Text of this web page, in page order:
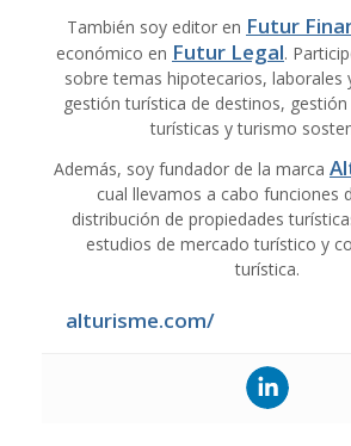
También soy editor en Futur
económico en Futur Legal.
sobre temas hipotecarios, laborales
gestión turística de destinos,
turísticas y turismo
Además, soy fundador de la marca
cual llevamos a cabo funciones
distribución de propiedades
estudios de mercado turístico y
turística.
alturisme.com/